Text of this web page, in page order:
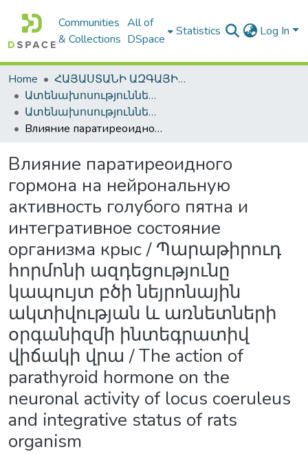
Communities
& Collections
All of
DSpace
Statistics Log In
Home
ՀԱՅԱՍՏԱՆԻ ԱԶԳԱՅԻՆ ԳՐԱԴԱՐԱՆԻ ԹՎԱՅԻՆ ՊԱՀՈՑ / DIGITAL REPOSITORY OF NLA
Ատենախոսություններ և սեղմագրեր / Theses & Abstracts
Ատենախոսություններ և սեղմագրեր / Theses & Abstracts
Влияние паратиреоидного гормона на нейрональную активность голубого пятна и интегративное состояние организма крыс / Պարաթիրուդ հորմոնի ազդեցությունը կապույտ բծի նեյրոնային ակտիվության և առնետների օրգանիզմի ինտեգրատիվ վիճակի վրա / The action of parathyroid hormone on the neuronal activity of locus coeruleus and integrative status of rats organism
Влияние паратиреоидного
гормона на нейрональную
активность голубого пятна и
интегративное состояние
организма крыс / Պարաթիրուդ
հորմոնի ազդեցությունը
կապույտ բծի նեյրոնային
ակտիվության և առնետների
օրգանիզմի ինտեգրատիվ
վիճակի վրա / The action of
parathyroid hormone on the
neuronal activity of locus coeruleus
and integrative status of rats
organism